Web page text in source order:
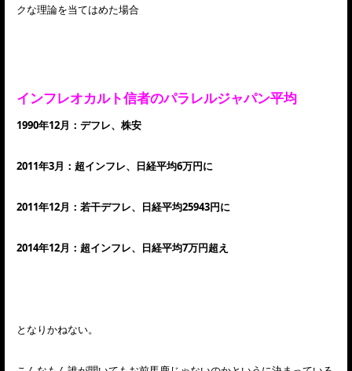
クな理論を当てはめた場合
インフレオカルト信者のパラレルジャパン平均
1990年12月：デフレ、株安
2011年3月：超インフレ、日経平均6万円に
2011年12月：若干デフレ、日経平均25943円に
2014年12月：超インフレ、日経平均7万円超え
となりかねない。